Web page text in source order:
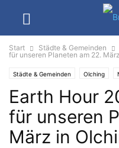
Start Städte & Gemeinden
für unseren Planeten am 22.
Städte & Gemeinden Olching
Earth Hour
für unseren
März in